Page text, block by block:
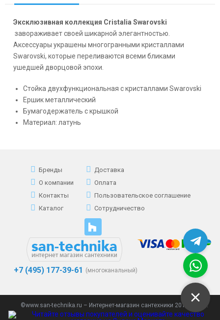
Эксклюзивная коллекция Cristalia Swarovski
завораживает своей шикарной элегантностью.
Аксессуары украшены многогранными кристаллами
Swarovski, которые переливаются всеми бликами
ушедшей дворцовой эпохи.
Стойка двухфункциональная с кристаллами Swarovski
Ершик металлический
Бумагодержатель с крышкой
Материал: латунь
Бренды
О компании
Контакты
Каталог
Доставка
Оплата
Пользовательское соглашение
Сотрудничество
+7 (495) 177-39-61 (многоканальный)
©www.san-technika.ru – Интернет-магазин сантехники 2013 - 2023.